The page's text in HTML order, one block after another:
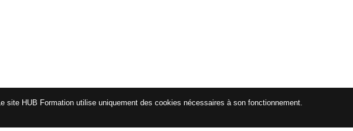
Le site HUB Formation utilise uniquement des cookies nécessaires à son fonctionnement.